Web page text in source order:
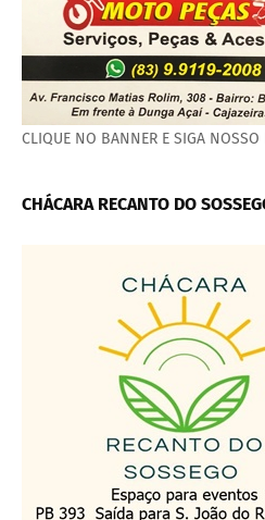
CLIQUE NO BANNER E SIGA NOSSO
CHÁCARA RECANTO DO